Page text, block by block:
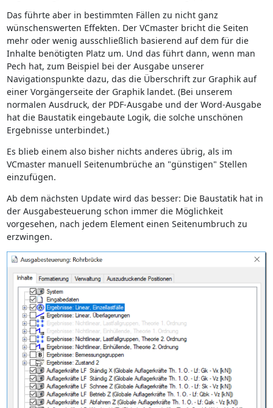
Das führte aber in bestimmten Fällen zu nicht ganz
wünschenswerten Effekten. Der VCmaster bricht die Seiten
mehr oder wenig ausschließlich basierend auf dem für die
Inhalte benötigten Platz um. Und das führt dann, wenn man
Pech hat, zum Beispiel bei der Ausgabe unserer
Navigationspunkte dazu, das die Überschrift zur Graphik auf
einer Vorgängerseite der Graphik landet. (Bei unserem
normalen Ausdruck, der PDF-Ausgabe und der Word-Ausgabe
hat die Baustatik eingebaute Logik, die solche unschönen
Ergebnisse unterbindet.)
Es blieb einem also bisher nichts anderes übrig, als im
VCmaster manuell Seitenumbrüche an "günstigen" Stellen
einzufügen.
Ab dem nächsten Update wird das besser: Die Baustatik hat in
der Ausgabesteuerung schon immer die Möglichkeit
vorgesehen, nach jedem Element einen Seitenumbruch zu
erzwingen.